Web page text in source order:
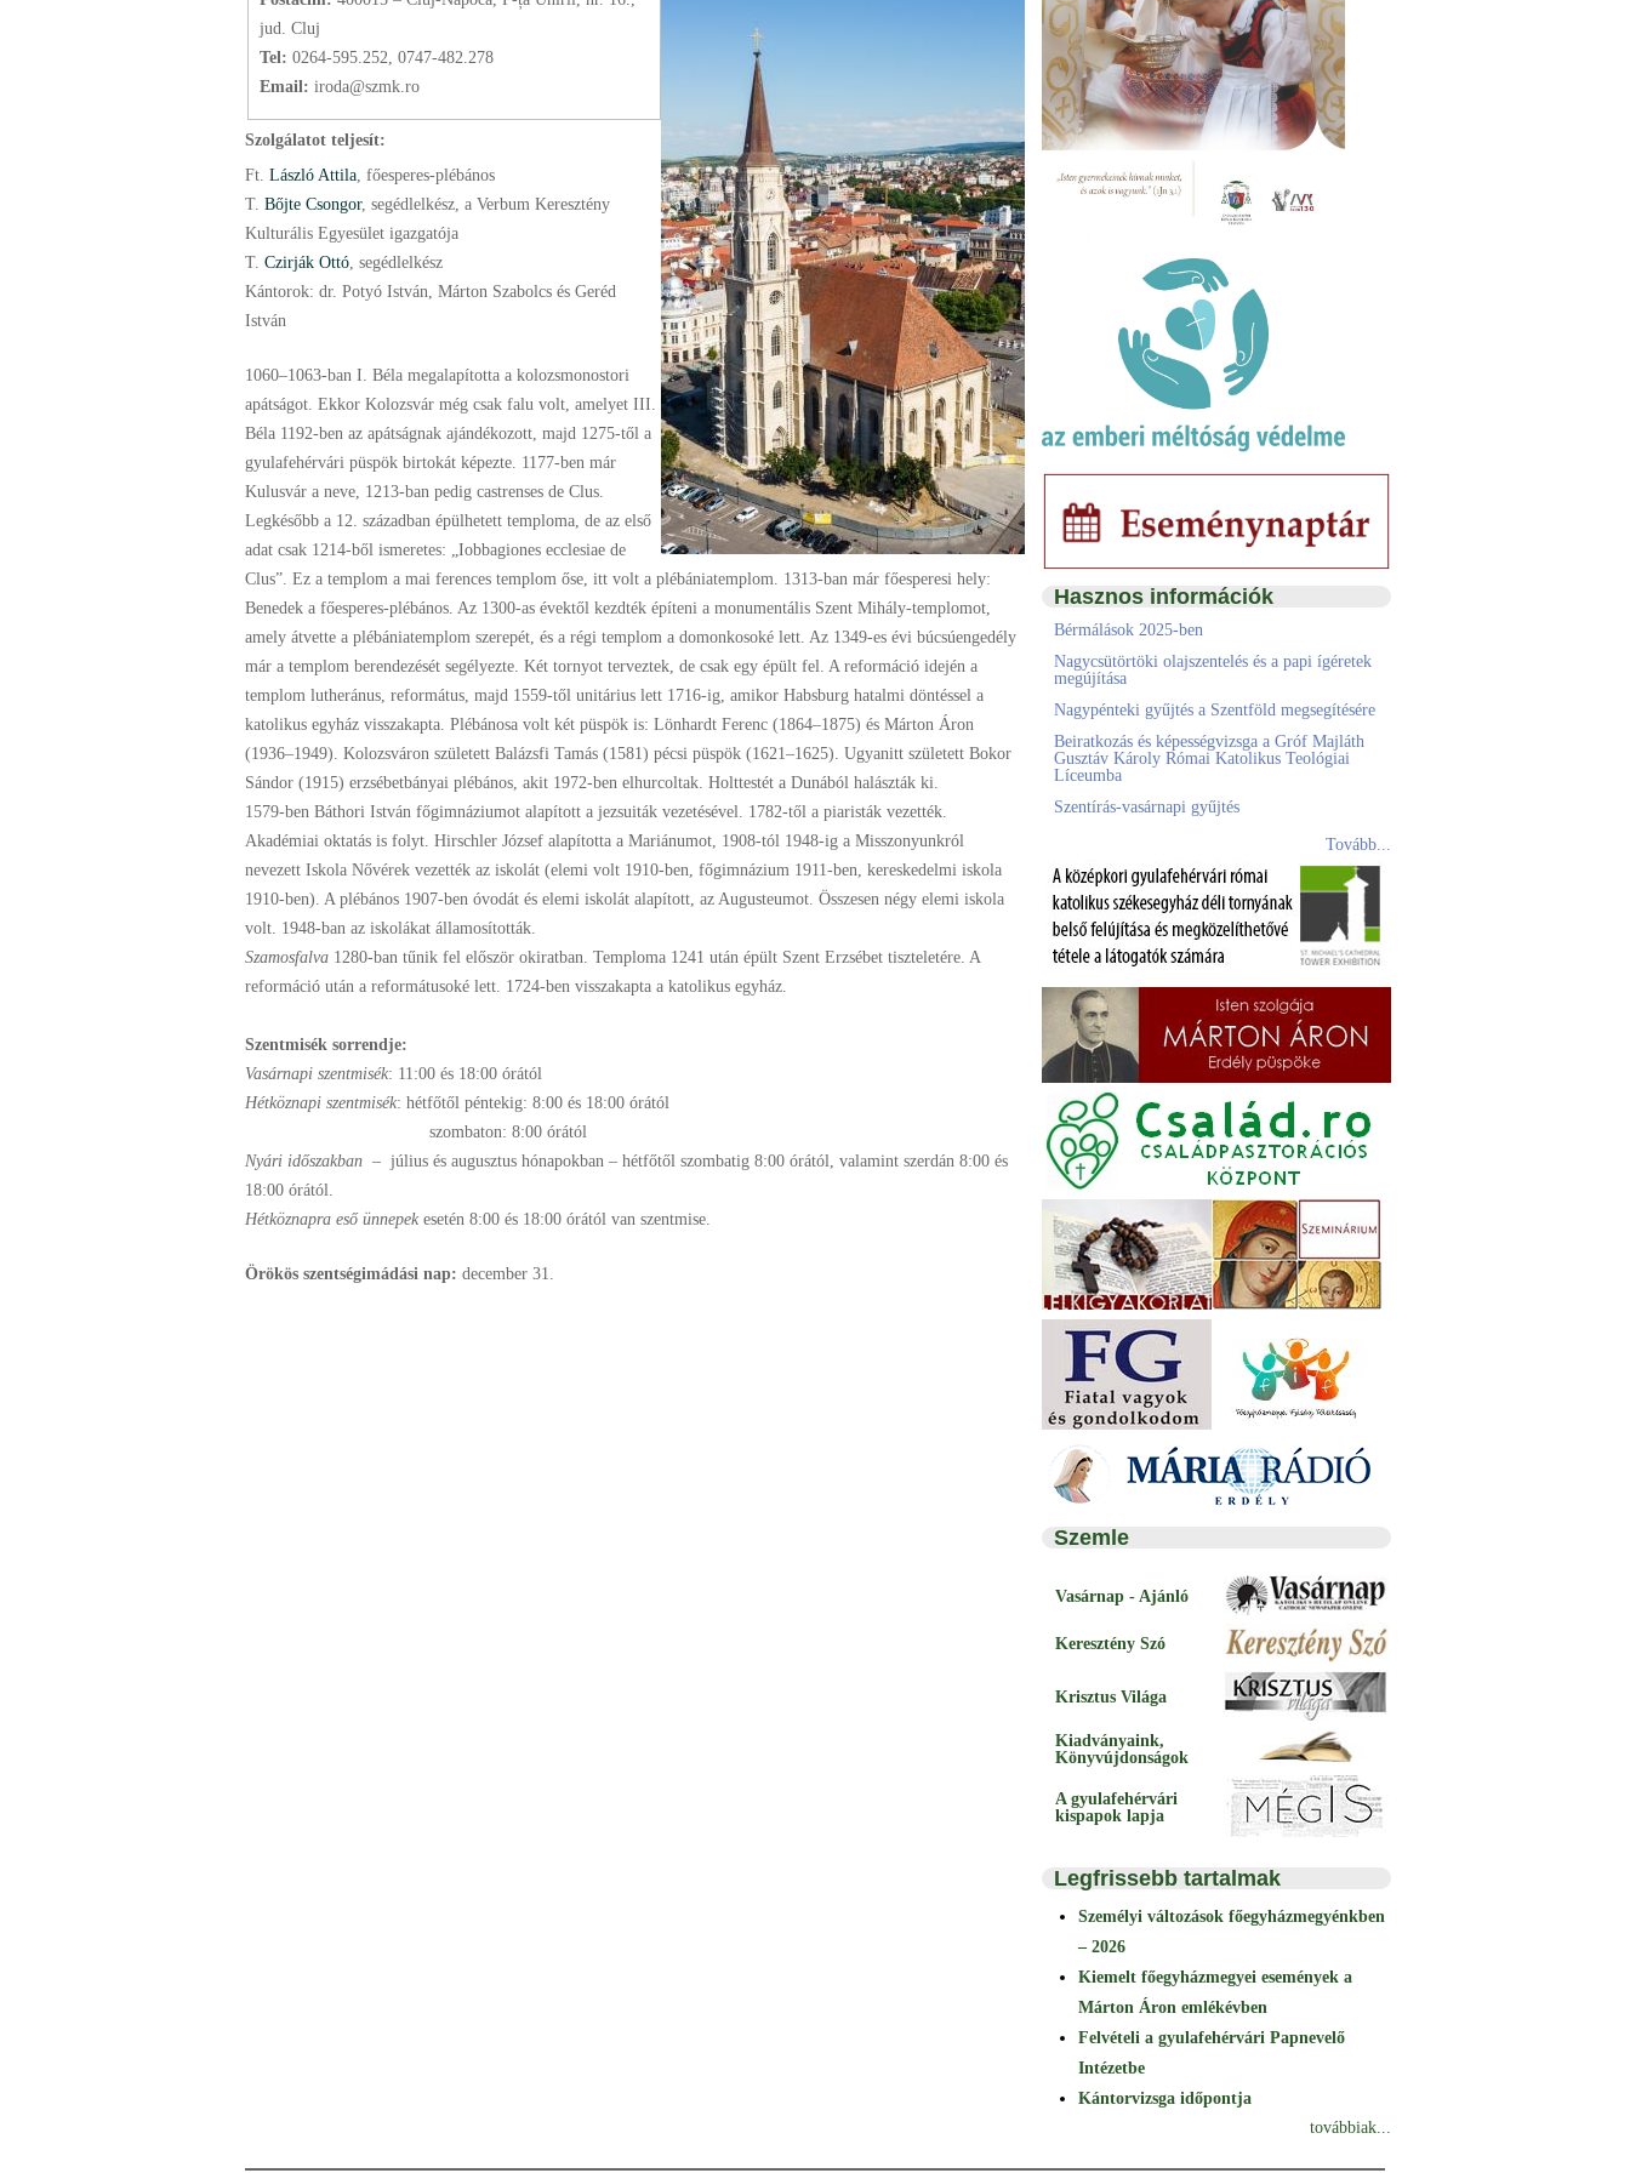
jud. Cluj
Tel: 0264-595.252, 0747-482.278
Email: iroda@szmk.ro
Szolgálatot teljesít:
Ft. László Attila , főesperes-plébános
T. Bőjte Csongor, segédlelkész, a Verbum Keresztény
Kulturális Egyesület igazgatója
T. Czirják Ottó , segédlelkész
Kántorok: dr. Potyó István, Márton Szabolcs és Geréd
István
1060–1063-ban I. Béla megalapította a kolozsmonostori
apátságot. Ekkor Kolozsvár még csak falu volt, amelyet III.
Béla 1192-ben az apátságnak ajándékozott, majd 1275-től a
gyulafehérvári püspök birtokát képezte. 1177-ben már
Kulusvár a neve, 1213-ban pedig castrenses de Clus.
Legkésőbb a 12. században épülhetett temploma, de az első
adat csak 1214-ből ismeretes: „Iobbagiones ecclesiae de
Clus”. Ez a templom a mai ferences templom őse, itt volt a plébániatemplom. 1313-ban már főesperesi hely:
Benedek a főesperes-plébános. Az 1300-as évektől kezdték építeni a monumentális Szent Mihály-templomot,
amely átvette a plébániatemplom szerepét, és a régi templom a domonkosoké lett. Az 1349-es évi búcsúengedély
már a templom berendezését segélyezte. Két tornyot terveztek, de csak egy épült fel. A reformáció idején a
templom lutheránus, református, majd 1559-től unitárius lett 1716-ig, amikor Habsburg hatalmi döntéssel a
katolikus egyház visszakapta. Plébánosa volt két püspök is: Lönhardt Ferenc (1864–1875) és Márton Áron
(1936–1949). Kolozsváron született Balázsfi Tamás (1581) pécsi püspök (1621–1625). Ugyanitt született Bokor
Sándor (1915) erzsébetbányai plébános, akit 1972-ben elhurcoltak. Holttestét a Dunából halászták ki.
1579-ben Báthori István főgimnáziumot alapított a jezsuiták vezetésével. 1782-től a piaristák vezették.
Akadémiai oktatás is folyt. Hirschler József alapította a Mariánumot, 1908-tól 1948-ig a Misszonyunkról
nevezett Iskola Nővérek vezették az iskolát (elemi volt 1910-ben, főgimnázium 1911-ben, kereskedelmi iskola
1910-ben). A plébános 1907-ben óvodát és elemi iskolát alapított, az Augusteumot. Összesen négy elemi iskola
volt. 1948-ban az iskolákat államosították.
Szamosfalva 1280-ban tűnik fel először okiratban. Temploma 1241 után épült Szent Erzsébet tiszteletére. A
reformáció után a reformátusoké lett. 1724-ben visszakapta a katolikus egyház.
Szentmisék sorrendje:
Vasárnapi szentmisék: 11:00 és 18:00 órától
Hétköznapi szentmisék: hétfőtől péntekig: 8:00 és 18:00 órától
szombaton: 8:00 órától
Nyári időszakban – július és augusztus hónapokban – hétfőtől szombatig 8:00 órától, valamint szerdán 8:00 és
18:00 órától.
Hétköznapra eső ünnepek esetén 8:00 és 18:00 órától van szentmise.
Örökös szentségimádási nap: december 31.
Hasznos információk
Bérmálások 2025-ben
Nagycsütörtöki olajszentelés és a papi ígéretek
megújítása
Nagypénteki gyűjtés a Szentföld megsegítésére
Beiratkozás és képességvizsga a Gróf Majláth
Gusztáv Károly Római Katolikus Teológiai
Líceumba
Szentírás-vasárnapi gyűjtés
Tovább...
Szemle
Vasárnap - Ajánló
Keresztény Szó
Krisztus Világa
Kiadványaink,
Könyvújdonságok
A gyulafehérvári
kispapok lapja
Legfrissebb tartalmak
Személyi változások főegyházmegyénkben
– 2026
Kiemelt főegyházmegyei események a
Márton Áron emlékévben
Felvételi a gyulafehérvári Papnevelő
Intézetbe
Kántorvizsga időpontja
továbbiak...